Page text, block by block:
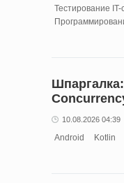
Тестирование IT-
10.08.2026 04:39
Android Kotlin